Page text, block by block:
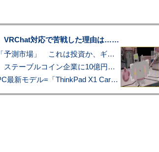
対応で苦戦した理由は……
プロ野球も対象に、急成長する「予測市場」 これは投資か、ギャンブルか
アマゾン配送を支える物流大手、ステーブルコイン企業に10億円投資のワケ
あこがれの旗艦モバイルノートPC最新モデル=「ThinkPad X1 Carbon Gen 14 Aura Edition」実機レビュー